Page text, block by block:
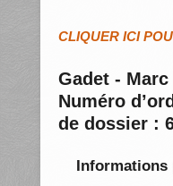
CLIQUER ICI
Gadet - Marc
Numéro
de dossier :
Informations